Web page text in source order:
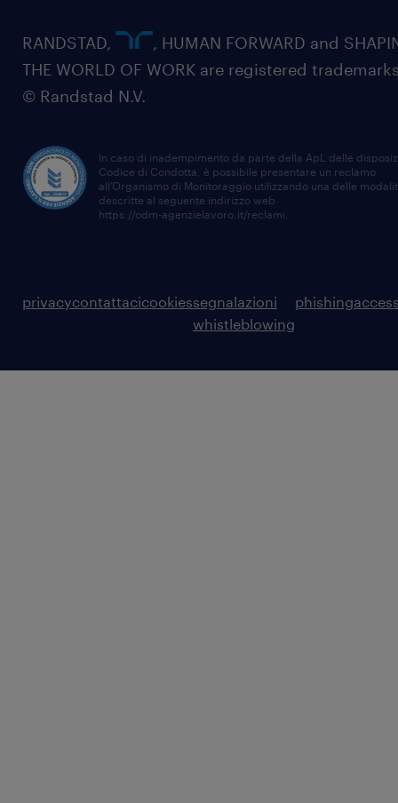
RANDSTAD,
, HUMAN FORWARD and
THE WORLD OF WORK are registered
© Randstad N.V.
In caso di inadempimento da parte della ApL delle
Codice di Condotta, è possibile presentare un reclamo
all’Organismo di Monitoraggio utilizzando una delle
descritte al seguente indirizzo web
https://odm-agenzielavoro.it/reclami
privacycontattacicookiessegnalazioni
whistleblowing
phishing